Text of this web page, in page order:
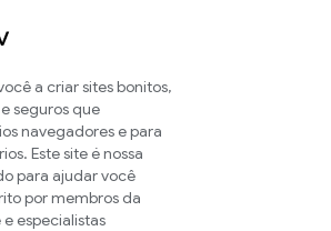
a criar sites bonitos,
seguros que
navegadores e para
Este site é nossa
para ajudar você
por membros da
especialistas